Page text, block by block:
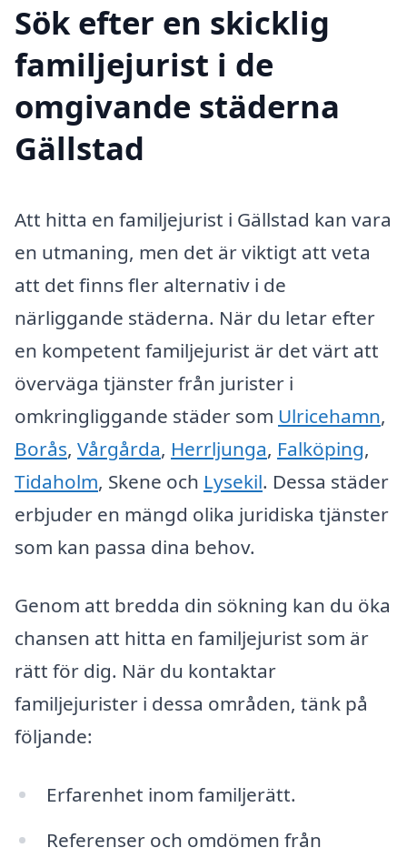
Sök efter en skicklig
familjejurist i de
omgivande städerna
Gällstad
Att hitta en familjejurist i Gällstad kan vara
en utmaning, men det är viktigt att veta
att det finns fler alternativ i de
närliggande städerna. När du letar efter
en kompetent familjejurist är det värt att
överväga tjänster från jurister i
omkringliggande städer som Ulricehamn,
Borås, Vårgårda, Herrljunga, Falköping,
Tidaholm, Skene och Lysekil. Dessa städer
erbjuder en mängd olika juridiska tjänster
som kan passa dina behov.
Genom att bredda din sökning kan du öka
chansen att hitta en familjejurist som är
rätt för dig. När du kontaktar
familjejurister i dessa områden, tänk på
följande:
Erfarenhet inom familjerätt.
Referenser och omdömen från